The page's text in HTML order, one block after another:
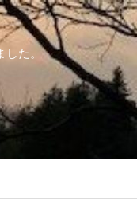
した。